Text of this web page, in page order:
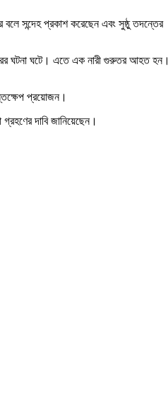
সন্দেহ প্রকাশ করেছেন এবং সুষ্ঠু তদন্তের
ঘটনা ঘটে। এতে এক নারী গুরুতর আহত হন।
প্রয়োজন।
দাবি জানিয়েছেন।